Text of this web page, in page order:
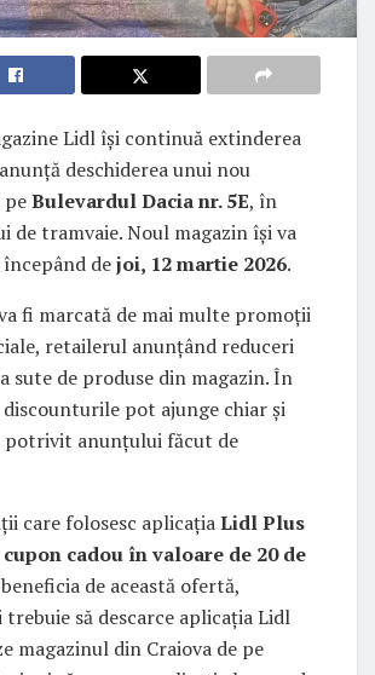
Lidl își continuă extinderea
deschiderea unui nou
Bulevardul Dacia nr. 5E, în
de tramvaie. Noul magazin își va
dejoi, 12 martie 2026.
fi marcată de mai multe promoții
retailerul anunțând reduceri
sute de produse din magazin. În
pot ajunge chiar și
potrivit anunțului făcut de
care folosesc aplicațiaLidl Plus
cupon cadou în valoare de 20 de
de această ofertă,
să descarce aplicația Lidl
magazinul din Craiova de pe